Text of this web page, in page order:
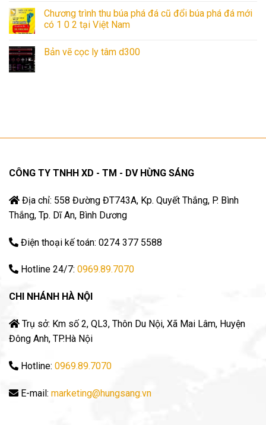
Chương trình thu búa phá đá cũ đổi búa phá đá mới
có 1 0 2 tại Việt Nam
Bản vẽ cọc ly tâm d300
CÔNG TY TNHH XD - TM - DV HỪNG SÁNG
Địa chỉ: 558 Đường ĐT743A, Kp. Quyết Thắng, P. Bình
Thắng, Tp. Dĩ An, Bình Dương
Điện thoại kế toán: 0274 377 5588
Hotline 24/7: 0969.89.7070
CHI NHÁNH HÀ NỘI
Trụ sở: Km số 2, QL3, Thôn Du Nội, Xã Mai Lâm, Huyện
Đông Anh, TP.Hà Nội
Hotline: 0969.89.7070
E-mail: marketing@hungsang.vn